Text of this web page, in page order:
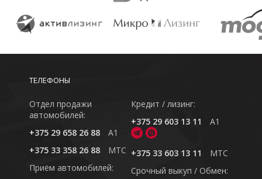
ТЕЛЕФОНЫ
Отдел продажи
автомобилей:
+375 29 658 26 88
A1
+375 33 358 26 88
MTC
Приём автомобилей:
Кредит / лизинг:
+375 29 603 13 11
A1
+375 33 603 13 11
MTC
Cрочный выкуп / Обмен: